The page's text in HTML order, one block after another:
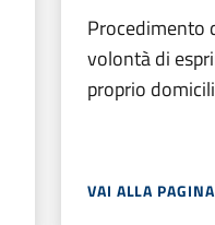
Procedimento
volontà di
proprio
VAI ALLA PAGINA